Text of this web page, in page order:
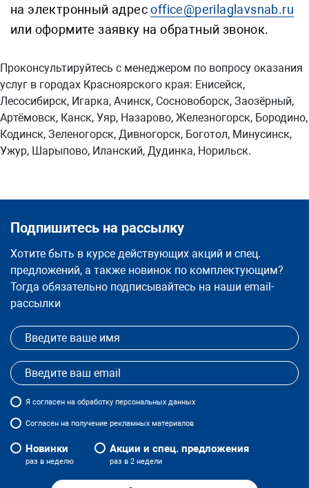
на электронный адресoffice@perilaglavsnab.ru
или оформите заявку на обратный звонок.
Проконсультируйтесь с менеджером по вопросу оказания
услуг в городах Красноярского края: Енисейск,
Лесосибирск, Игарка, Ачинск, Сосновоборск, Заозёрный,
Артёмовск, Канск, Уяр, Назарово, Железногорск, Бородино,
Кодинск, Зеленогорск, Дивногорск, Боготол, Минусинск,
Ужур, Шарыпово, Иланский, Дудинка, Норильск.
Подпишитесь на рассылку
Хотите быть в курсе действующих акций и спец.
предложений, а также новинок по комплектующим?
Тогда обязательно подписывайтесь на наши email-
рассылки
Я согласен на обработку персональных данных
Согласен на получение рекламных материалов
Новинки
раз в неделю
Акции и спец. предложения
раз в 2 недели